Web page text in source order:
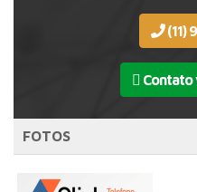
(11)
Contato
FOTOS